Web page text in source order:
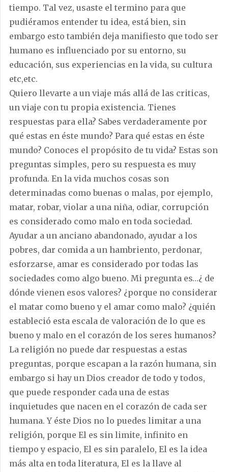
tiempo. Tal vez, usaste el termino para que
pudiéramos entender tu idea, está bien, sin
embargo esto también deja manifiesto que todo ser
humano es influenciado por su entorno, su
educación, sus experiencias en la vida, su cultura
etc,etc.
Quiero llevarte a un viaje más allá de las criticas,
un viaje con tu propia existencia. Tienes
respuestas para ella? Sabes verdaderamente por
qué estas en éste mundo? Para qué estas en éste
mundo? Conoces el propósito de tu vida? Estas son
preguntas simples, pero su respuesta es muy
profunda. En la vida muchos cosas son
determinadas como buenas o malas, por ejemplo,
matar, robar, violar a una niña, odiar, corrupción
es considerado como malo en toda sociedad.
Ayudar a un anciano abandonado, ayudar a los
pobres, dar comida a un hambriento, perdonar,
esforzarse, amar es considerado por todas las
sociedades como algo bueno. Mi pregunta es…¿ de
dónde vienen esos valores? ¿porque no considerar
el matar como bueno y el amar como malo? ¿quién
estableció esta escala de valoración de lo que es
bueno y malo en el corazón de los seres humanos?
La religión no puede dar respuestas a estas
preguntas, porque escapan a la razón humana, sin
embargo si hay un Dios creador de todo y todos,
que puede responder cada una de estas
inquietudes que nacen en el corazón de cada ser
humana. Y éste Dios no lo puedes limitar a una
religión, porque El es sin limite, infinito en
tiempo y espacio, El es sin paralelo, El es la idea
más alta en toda literatura, El es la llave al